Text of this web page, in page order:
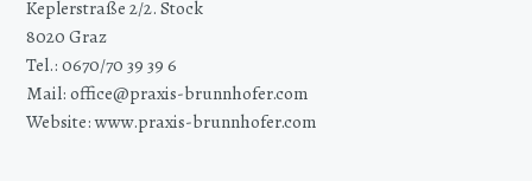
Keplerstraße 2/2. Stock
8020 Graz
Tel.: 0670/70 39 39 6
Mail: office@praxis-brunnhofer.com
Website: www.praxis-brunnhofer.com